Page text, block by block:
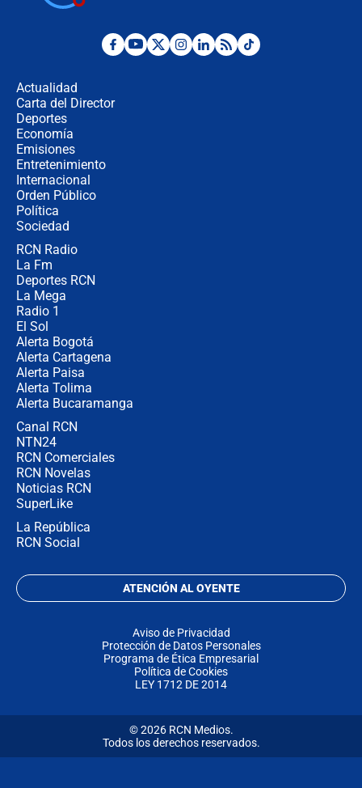
Desde dermatitis hasta infecciones:
Actualidad
Carta del Director
Deportes
Economía
Emisiones
Entretenimiento
Internacional
Orden Público
Política
Sociedad
RCN Radio
La Fm
Deportes RCN
La Mega
Radio 1
El Sol
Alerta Bogotá
Alerta Cartagena
Alerta Paisa
Alerta Tolima
Alerta Bucaramanga
Canal RCN
NTN24
RCN Comerciales
RCN Novelas
Noticias RCN
SuperLike
La República
RCN Social
ATENCIÓN AL OYENTE
Aviso de Privacidad
Protección de Datos Personales
Programa de Ética Empresarial
Política de Cookies
LEY 1712 DE 2014
© 2026 RCN Medios.
Todos los derechos reservados.